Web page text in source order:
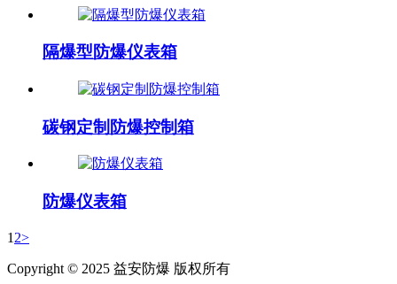
隔爆型防爆仪表箱
碳钢定制防爆控制箱
防爆仪表箱
1 2>
Copyright © 2025 益安防爆 版权所有